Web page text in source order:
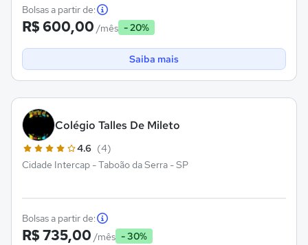
Bolsas a partir de:
R$ 600,00 /mês - 20%
Saiba mais
Colégio Talles De Mileto
4.6 (4)
Cidade Intercap - Taboão da Serra - SP
Bolsas a partir de:
R$ 735,00 /mês - 30%